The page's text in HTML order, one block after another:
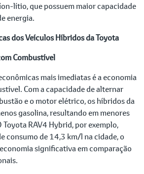
lítio, que possuem maior capacidade
energia.
dos Veículos Híbridos da Toyota
Combustível
mais imediatas é a economia
Com a capacidade de alternar
e o motor elétrico, os híbridos da
gasolina, resultando em menores
Toyota RAV4 Hybrid, por exemplo,
consumo de 14,3 km/l na cidade, o
significativa em comparação